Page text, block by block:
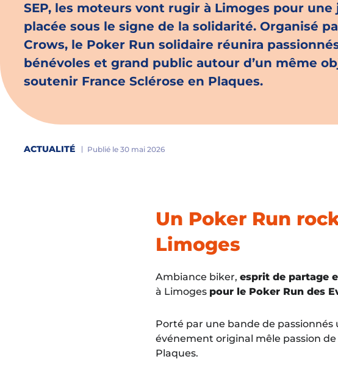
SEP, les moteurs vont rugir à Limoges pour une
placée sous le signe de la solidarité. Organisé
Crows, le Poker Run solidaire réunira
bénévoles et grand public autour d’un même
soutenir France Sclérose en Plaques.
ACTUALITÉ Publié le 30 mai 2026
Un Poker Run
Limoges
Ambiance biker, esprit de partage
à Limoges pour le Poker Run des
Porté par une bande de passionnés
événement original mêle passion
Plaques.